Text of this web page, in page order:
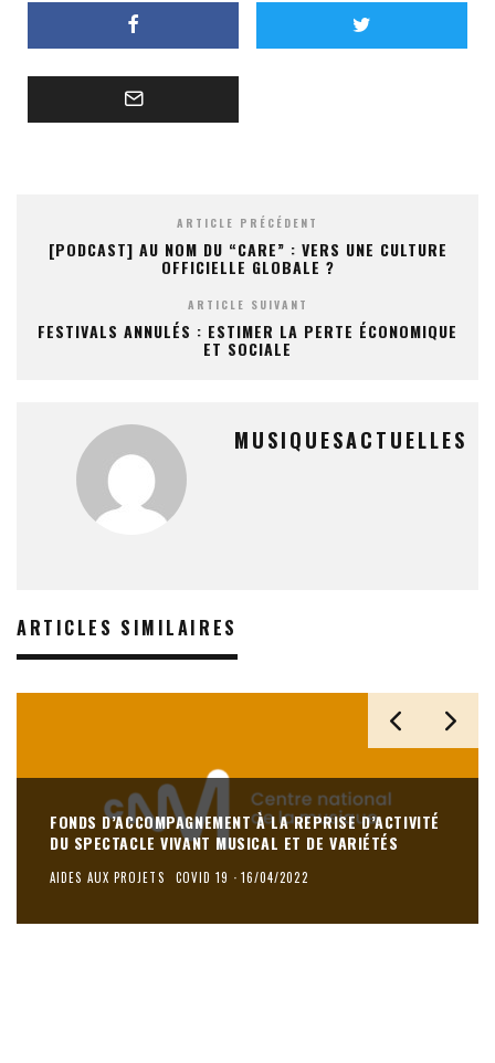
ARTICLE PRÉCÉDENT
[PODCAST] AU NOM DU “CARE” : VERS UNE CULTURE
OFFICIELLE GLOBALE ?
ARTICLE SUIVANT
FESTIVALS ANNULÉS : ESTIMER LA PERTE ÉCONOMIQUE
ET SOCIALE
MUSIQUESACTUELLES
ARTICLES SIMILAIRES
FONDS D’ACCOMPAGNEMENT À LA REPRISE D’ACTIVITÉ
DU SPECTACLE VIVANT MUSICAL ET DE VARIÉTÉS
AIDES AUX PROJETS COVID 19 · 16/04/2022